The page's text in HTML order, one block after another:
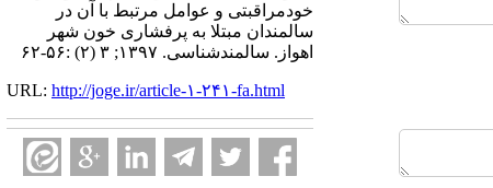
خودمراقبتی و عوامل مرتبط با آن در
سالمندان مبتلا به پرفشاری خون شهر
اهواز. سالمندشناسی. ۱۳۹۷; ۳ (۲) :۵۶-۶۲
URL: http://joge.ir/article-۱-۲۴۱-fa.html